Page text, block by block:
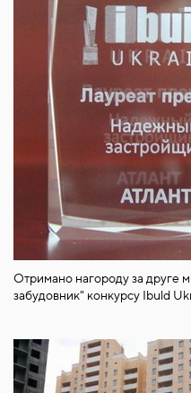
Отримано нагороду за друге
забудовник" конкурсу Ibuld